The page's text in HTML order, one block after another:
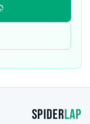
SpiderLap